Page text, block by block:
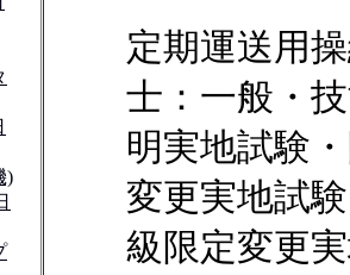
定期運送用
士：一般・
明実地試験
変更実地試
級限定変更